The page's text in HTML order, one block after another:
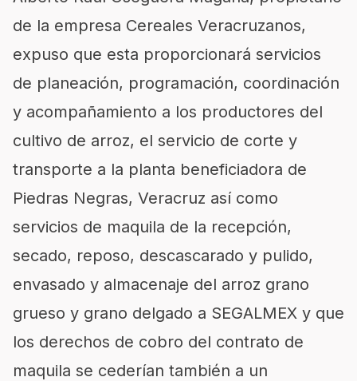
de la empresa Cereales Veracruzanos,
expuso que esta proporcionará servicios
de planeación, programación, coordinación
y acompañamiento a los productores del
cultivo de arroz, el servicio de corte y
transporte a la planta beneficiadora de
Piedras Negras, Veracruz así como
servicios de maquila de la recepción,
secado, reposo, descascarado y pulido,
envasado y almacenaje del arroz grano
grueso y grano delgado a SEGALMEX y que
los derechos de cobro del contrato de
maquila se cederían también a un